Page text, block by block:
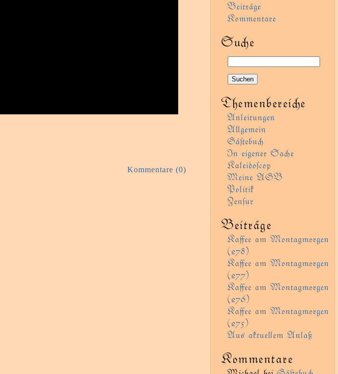
Kommentare (0)
Beiträge
Kommentare
Sue
Themenbereie
Anleitungen
Agemein
Gäﬅebu
In eigener Sae
Kaleidoſcop
Meine AGB
Politik
Zenſur
Beiträge
Kaﬀee am Montagmorgen
(278)
Kaﬀee am Montagmorgen
(277)
Kaﬀee am Montagmorgen
(276)
Kaﬀee am Montagmorgen
(275)
Aus aktueem Anlaß
Kommentare